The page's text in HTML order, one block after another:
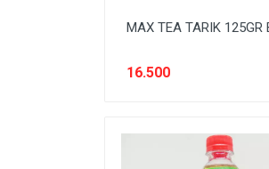
TEH
TITIPAN
MAX TEA TARIK 125GR
16.500